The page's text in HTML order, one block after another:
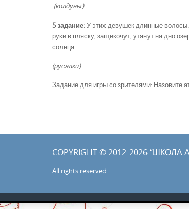
(колдуны)
5 задание:У этих девушек длинные
руки в пляску, защекочут, утянут на дно
солнца.
(русалки)
Задание для игры со зрителями: Назовите
COPYRIGHT © 2012-2026 “ШКОЛА
All rights reserved